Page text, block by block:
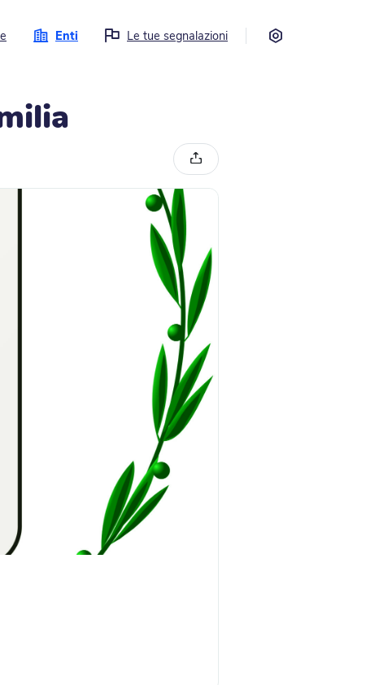
Enti Le tue segnalazioni
Condividi